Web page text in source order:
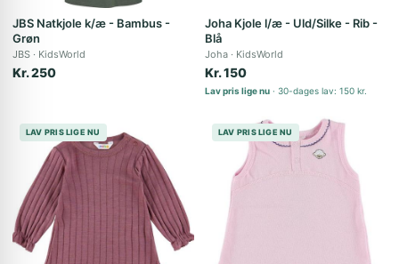
JBS Natkjole k/æ - Bambus -
Grøn
JBS KidsWorld
Kr. 250
Joha Kjole l/æ - Uld/Silke - Rib -
Blå
Joha KidsWorld
Kr. 150
Lav pris lige nu 30-dages lav: 150 kr.
LAV PRIS LIGE NU LAV PRIS LIGE NU